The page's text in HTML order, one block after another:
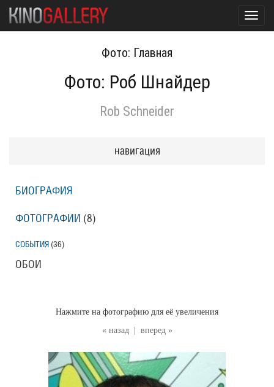
Фото: Главная
Фото: Роб Шнайдер
Rob Schneider
« назад вперед »
Нажмите на фотографию для её увеличения
навигация
БИОГРАФИЯ
ФОТОГРАФИИ (8)
СОБЫТИЯ (36)
ОБОИ